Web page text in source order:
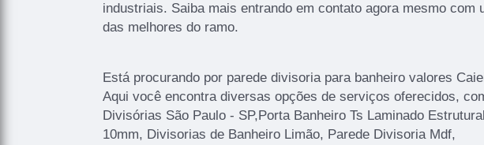
industriais. Saiba mais entrando em contato agora mesmo com
das melhores do ramo.
Está procurando por parede divisoria para banheiro valores
Aqui você encontra diversas opções de serviços oferecidos,
Divisórias São Paulo - SP,Porta Banheiro Ts Laminado Estrutural
10mm, Divisorias de Banheiro Limão, Parede Divisoria Mdf,